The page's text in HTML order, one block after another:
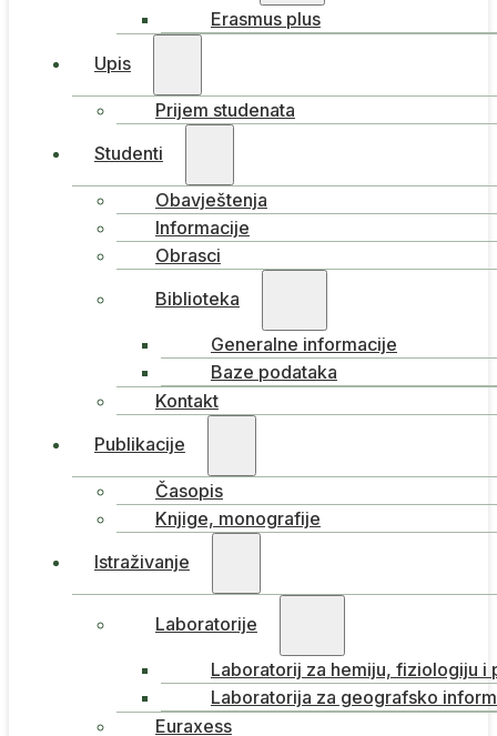
Erasmus plus
Upis
Prijem studenata
Studenti
Obavještenja
Informacije
Obrasci
Biblioteka
Generalne informacije
Baze podataka
Kontakt
Publikacije
Časopis
Knjige, monografije
Istraživanje
Laboratorije
Laboratorij za hemiju, fiziologiju i
Laboratorija za geografsko
Euraxess